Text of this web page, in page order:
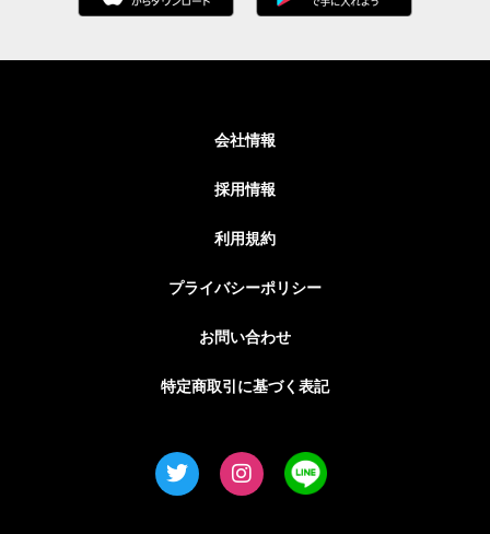
会社情報
採用情報
利用規約
プライバシーポリシー
お問い合わせ
特定商取引に基づく表記